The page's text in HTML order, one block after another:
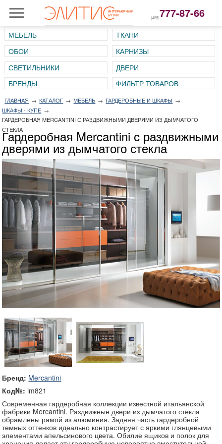
(495)777-87-66
МЕБЕЛЬ
ТКАНИ
ОБОИ
КАРНИЗЫ
СВЕТИЛЬНИКИ
ДВЕРИ
ГЛАВНАЯ → КАТАЛОГ → МЕБЕЛЬ → ГАРДЕРОБНЫЕ И ШКАФЫ →
ШКАФЫ - КУПЕ →
ГАРДЕРОБНАЯ MERCANTINI С РАЗДВИЖНЫМИ ДВЕРЯМИ ИЗ ДЫМЧАТОГО
СТЕКЛА
Гардеробная Mercantini с раздвижными
дверями из дымчатого стекла
Бренд: Mercantini
Код№:im821
Современная гардеробная коллекции известной итальянской
фабрики Mercantini. Раздвижные двери из дымчатого стекла
обрамлены рамой из алюминия. Задняя часть гардеробной
темных оттенков идеально контрастирует с яркими глянцевыми
элементами апельсинового цвета. Обилие ящиков и полок для